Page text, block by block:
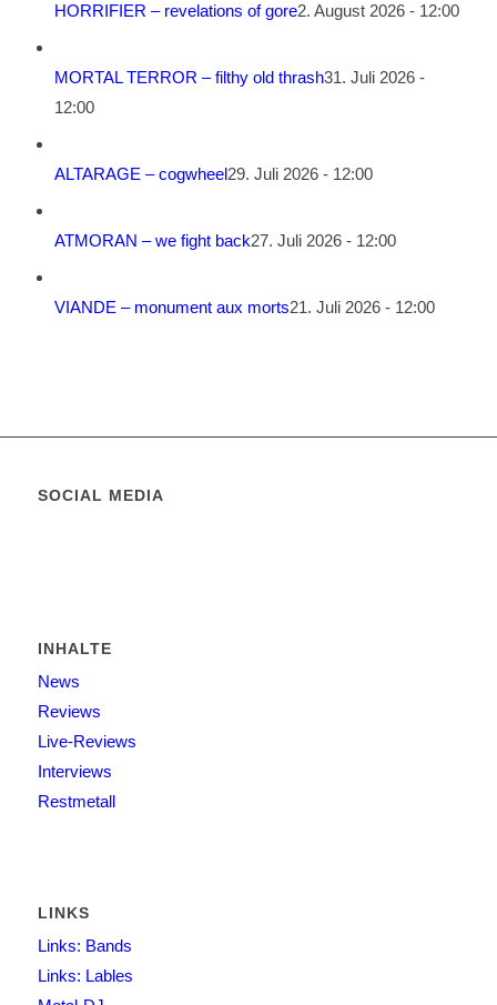
HORRIFIER – revelations of gore2. August 2026 - 12:00
MORTAL TERROR – filthy old thrash31. Juli 2026 -
12:00
ALTARAGE – cogwheel29. Juli 2026 - 12:00
ATMORAN – we fight back27. Juli 2026 - 12:00
VIANDE – monument aux morts21. Juli 2026 - 12:00
SOCIAL MEDIA
INHALTE
News
Reviews
Live-Reviews
Interviews
Restmetall
LINKS
Links: Bands
Links: Lables